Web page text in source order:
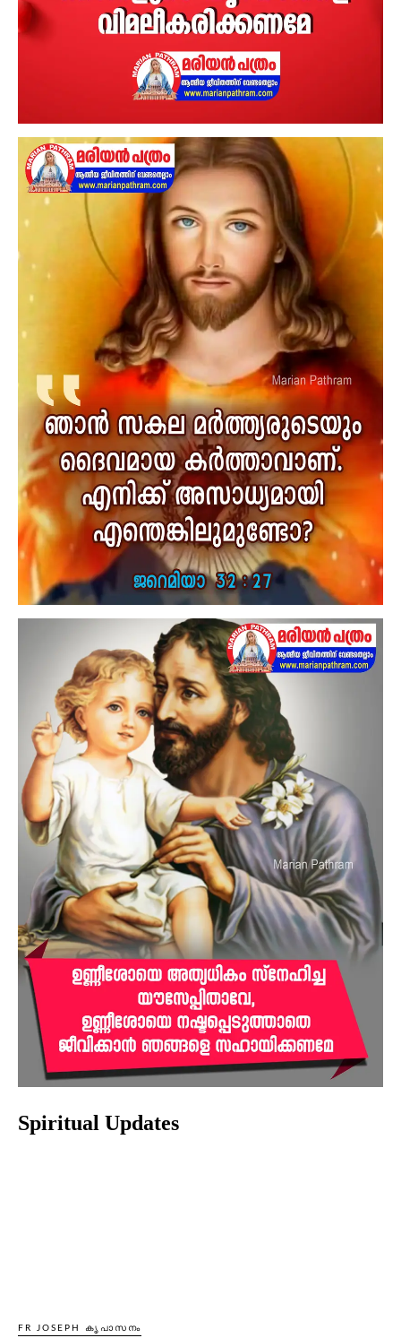
Spiritual Updates
FR JOSEPH കൃപാസനം